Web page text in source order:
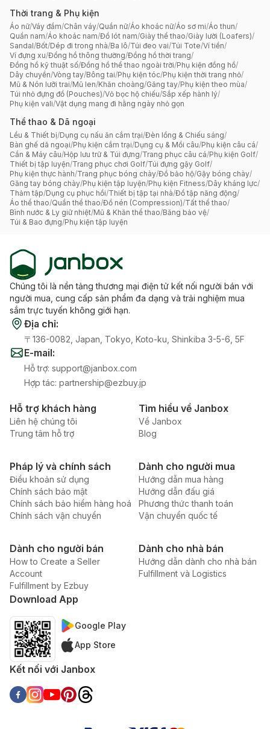
Thời trang & Phụ kiện
Áo nữ/Váy đầm/Chân váy/Quần nữ/Áo khoác nữ/Áo sơ mi/Áo thun/
Quần nam/Áo khoác nam/Đồ lót nam/Giày thể thao/Giày lười (Loafers)/
Sandal/Bốt/Dép đi trong nhà/Ba lô/Túi đeo vai/Túi Tote/Ví tiền/
Ví đựng xu/Đồng hồ thông thường/Đồng hồ thời trang/
Đồng hồ kỹ thuật số/Đồng hồ thể thao ngoài trời/Phụ kiện đồng hồ/
Dây chuyền/Vòng tay/Bông tai/Phụ kiện tóc/Phụ kiện thời trang nhỏ/
Mũ & Nón lưỡi trai/Mũ len/Khăn choàng/Găng tay/Phụ kiện theo mùa/
Túi nhỏ đựng đồ (Pouches)/Vỏ bọc hộ chiếu/Sắp xếp hành lý/
Phụ kiện vali/Vật dụng mang đi hằng ngày nhỏ gọn
Thể thao & Dã ngoại
Lều & Thiết bị/Dụng cụ nấu ăn cắm trại/Đèn lồng & Chiếu sáng/
Bàn ghế dã ngoại/Phụ kiện cắm trại/Dụng cụ & Mồi câu/Phụ kiện câu cá/
Cần & Máy câu/Hộp lưu trữ & Túi đựng/Trang phục câu cá/Phụ kiện Golf/
Thiết bị tập luyện/Trang phục chơi Golf/Túi đựng gậy Golf/
Phụ kiện thực hành/Trang phục bóng chày/Đồ bảo hộ/Gậy bóng chày/
Găng tay bóng chày/Phụ kiện tập luyện/Phụ kiện Fitness/Dây kháng lực/
Thảm tập/Dụng cụ phục hồi/Thiết bị tập tại nhà/Đồ tập năng động/
Áo thể thao/Quần thể thao/Đồ nén (Compression)/Tất thể thao/
Bình nước & Ly giữ nhiệt/Mũ & Khăn thể thao/Băng bảo vệ/
Túi & Bao đựng/Phụ kiện tập luyện
Chúng tôi là nền tảng thương mại điện tử kết nối người bán với
người mua, cung cấp sản phẩm đa dạng và trải nghiệm mua
sắm trực tuyến không giới hạn.
Địa chỉ:
〒136-0082, Japan, Tokyo, Koto-ku, Shinkiba 3-5-6, 5F
E-mail:
Hỗ trợ: support@janbox.com
Hợp tác: partnership@ezbuy.jp
Hỗ trợ khách hàng
Liên hệ chúng tôi
Trung tâm hỗ trợ
Tìm hiểu về Janbox
Về Janbox
Blog
Pháp lý và chính sách
Điều khoản sử dụng
Chính sách bảo mật
Chính sách bảo hiểm hàng hoá
Chính sách vận chuyển
Dành cho người mua
Hướng dẫn mua hàng
Hướng dẫn đấu giá
Phương thức thanh toán
Vận chuyển quốc tế
Dành cho người bán
How to Create a Seller
Account
Fulfillment by Ezbuy
Dành cho nhà bán
Hướng dẫn dành cho nhà bán
Fulfillment và Logistics
Download App
Google Play
App Store
Kết nối với Janbox